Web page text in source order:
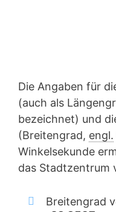
Die Angaben für
(auch als
bezeichnet) und
(Breitengrad, engl.
Winkelsekunde
das Stadtzentrum
Breitengrad